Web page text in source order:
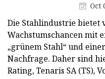
Oct
Die Stahlindustrie bietet
Wachstumschancen mit
„grünem Stahl“ und
Nachfrage. Daher sind
Rating, Tenaris SA (TS),